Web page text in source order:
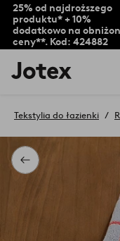
25% od najdroższego
produktu* + 10%
dodatkowo na
ceny**. Kod: 424882
Logo
Jotex
na
stronę
Powrót
Tekstylia do łazienki